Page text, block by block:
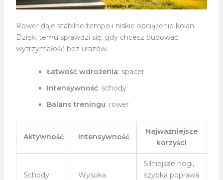
Rower daje stabilne tempo i niskie obciążenie kolan.
Dzięki temu sprawdzi się, gdy chcesz budować
wytrzymałość bez urazów.
Łatwość wdrożenia: spacer
Intensywność: schody
Balans treningu: rower
Aktywność Intensywność
Najważniejsze
korzyści
Schody Wysoka
Silniejsze nogi,
szybka poprawa